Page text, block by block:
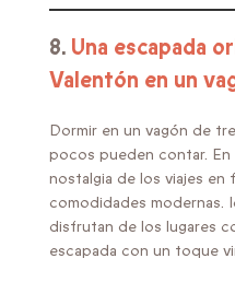
8. Una escapada
Valentón en un
Dormir en un vagón de
pocos pueden contar. En
nostalgia de los viajes en
comodidades modernas.
disfrutan de los lugares
escapada con un toque